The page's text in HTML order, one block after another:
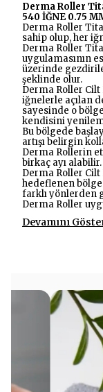
Derma Roller
540 İĞNE 0.75
Derma Roller
sahip olup, her
Derma Roller
uygulamasının
üzerinde
şeklinde olur.
Derma Roller
iğnelerle açılan
sayesinde o
kendisini
Bu bölgede
artışı belirgin
Derma Rollerin
birkaç ayı alabilir.
Derma Roller Cilt
hedeflenen
farklı yönlerden
Derma Roller
Devamını